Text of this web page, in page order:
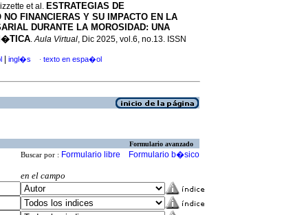
et al. ESTRATEGIAS DE
NO FINANCIERAS Y SU IMPACTO EN LA
DURANTE LA MOROSIDAD: UNA
.Aula Virtual, Dic 2025, vol.6, no.13. ISSN
ingl�s · texto en espa�ol
Formulario avanzado
Buscar por : Formulario libre Formulario b�sico
en el campo